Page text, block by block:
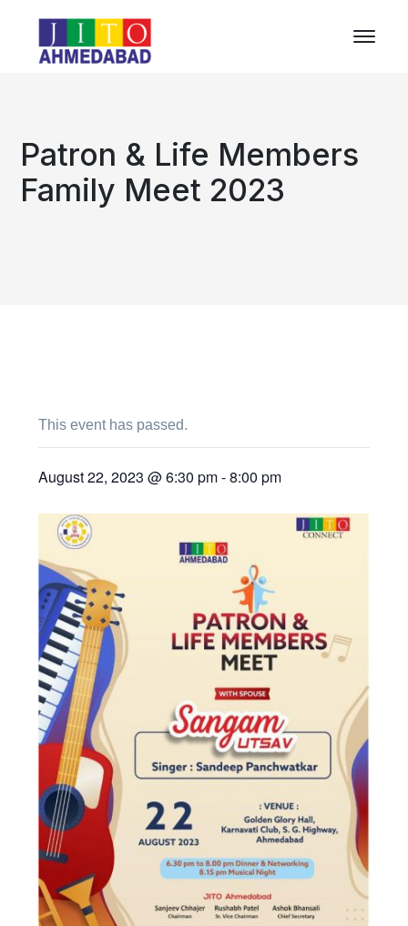
Patron & Life Members
Family Meet 2023
This event has passed.
August 22, 2023 @ 6:30 pm-8:00 pm